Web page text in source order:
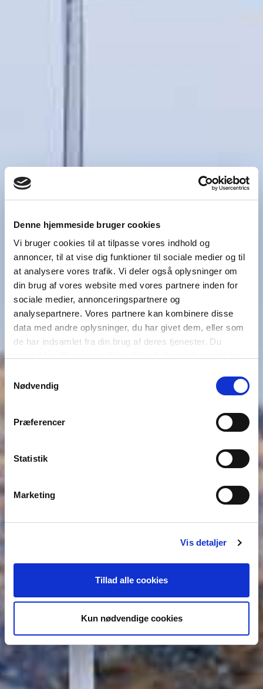
Denne hjemmeside bruger cookies
Vi bruger cookies til at tilpasse vores indhold og
annoncer, til at vise dig funktioner til sociale medier og til
at analysere vores trafik. Vi deler også oplysninger om
din brug af vores website med vores partnere inden for
sociale medier, annonceringspartnere og
analysepartnere. Vores partnere kan kombinere disse
data med andre oplysninger, du har givet dem, eller som
de har indsamlet fra din brug af deres tjenester. Du
Nødvendig
Præferencer
Statistik
Marketing
Vis detaljer
Tillad alle cookies
Kun nødvendige cookies